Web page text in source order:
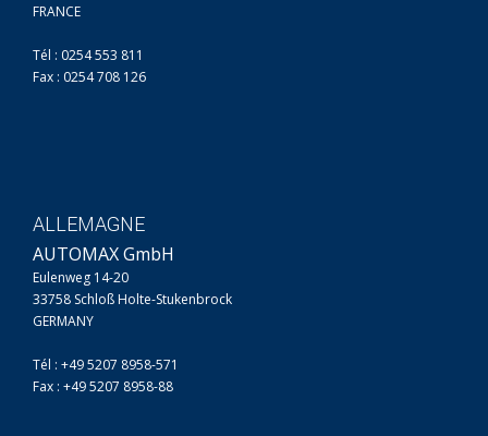
FRANCE
Tél : 0254 553 811
Fax : 0254 708 126
ALLEMAGNE
AUTOMAX GmbH
Eulenweg 14-20
33758 Schloß Holte-Stukenbrock
GERMANY
Tél : +49 5207 8958-571
Fax : +49 5207 8958-88